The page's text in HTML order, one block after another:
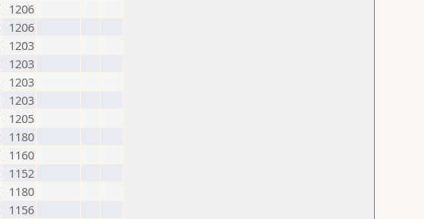
1206
1206
1203
1203
1203
1203
1205
1180
1160
1152
1180
1156